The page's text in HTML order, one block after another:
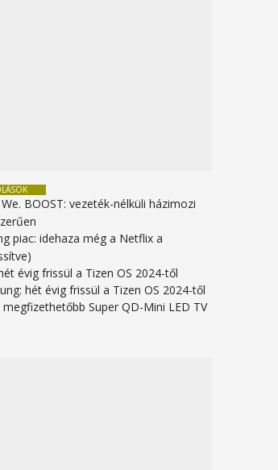
BOOST: vezeték-nélküli házimozi
piac: idehaza még a Netflix a
évig frissül a Tizen OS 2024-től
hét évig frissül a Tizen OS 2024-től
megfizethetőbb Super QD-Mini LED TV